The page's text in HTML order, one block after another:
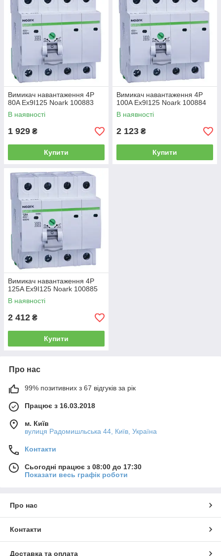
Вимикач навантаження 4P
80A Ex9I125 Noark 100883
В наявності
1 929 ₴
Купити
Вимикач навантаження 4P
100A Ex9I125 Noark 100884
В наявності
2 123 ₴
Купити
Вимикач навантаження 4P
125A Ex9I125 Noark 100885
В наявності
2 412 ₴
Купити
Про нас
99% позитивних з 67 відгуків за рік
Працює з 16.03.2018
м. Київ
вулиця Радомишльська 44, Київ, Україна
Контакти
Сьогодні працює з 08:00 до 17:30
Показати весь графік роботи
Про нас
Контакти
Доставка та оплата